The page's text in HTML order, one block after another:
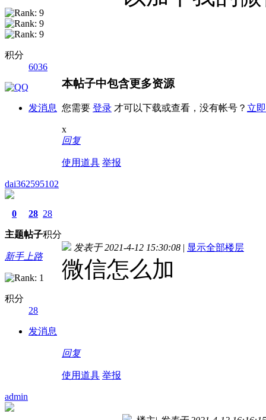
积分
6036
发消息
本帖子中包含更多资源
您需要 登录 才可以下载或查看，没有帐号？ 立
x
回复
使用道具 举报
dai362595102
0
主题
28
帖子
28
积分
新手上路
积分
28
发消息
发表于 2021-4-12 15:30:08 | 显示全部楼层
微信怎么加
回复
使用道具 举报
admin